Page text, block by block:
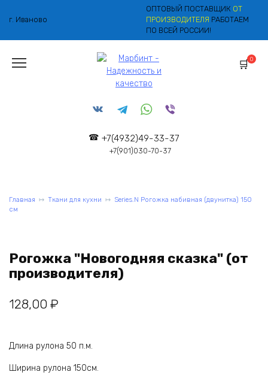
г. Иваново
ОПТОВЫЙ ПОСТАВЩИК ОТ
ПРОИЗВОДИТЕЛЯ РАБОТАЕМ
ПО ВСЕЙ РОССИИ!
+7(4932)49-33-37
+7(901)030-70-37
0
Главная Ткани для кухни
Series.N Рогожка набивная (двунитка) 150
см
Рогожка "Новогодняя сказка" (от
производителя)
128,00 ₽
Длина рулона 50 п.м.
Ширина рулона 150см.